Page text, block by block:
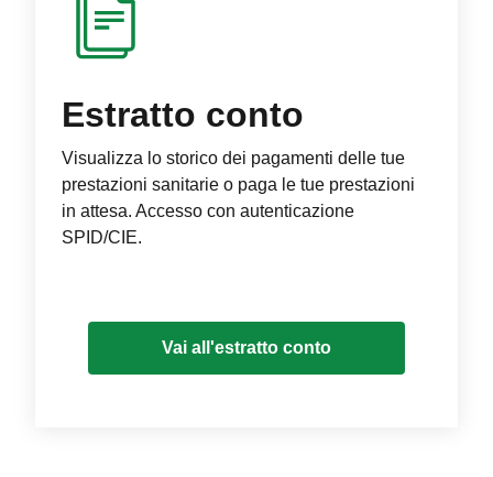
Estratto conto
Visualizza lo storico dei pagamenti delle tue
prestazioni sanitarie o paga le tue prestazioni
in attesa. Accesso con autenticazione
SPID/CIE.
Vai all'estratto conto